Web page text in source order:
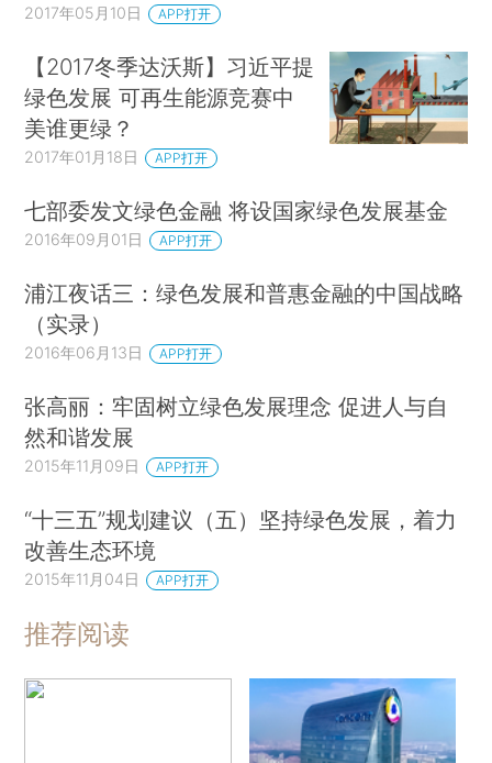
2017年05月10日 APP打开
【2017冬季达沃斯】习近平提
绿色发展 可再生能源竞赛中
美谁更绿？
2017年01月18日 APP打开
七部委发文绿色金融 将设国家绿色发展基金
2016年09月01日 APP打开
浦江夜话三：绿色发展和普惠金融的中国战略
（实录）
2016年06月13日 APP打开
张高丽：牢固树立绿色发展理念 促进人与自
然和谐发展
2015年11月09日 APP打开
“十三五”规划建议（五）坚持绿色发展，着力
改善生态环境
2015年11月04日 APP打开
推荐阅读